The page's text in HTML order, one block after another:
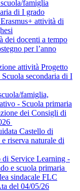
famiglia
di I grado
attività di
dei docenti a tempo
per l’anno
attività Progetto
secondaria di I
famiglia,
- Scuola primaria
dei Consigli di
Castello di
riserva naturale di
di Service Learning -
e scuola primaria
sindacale FLC
del 04/05/26